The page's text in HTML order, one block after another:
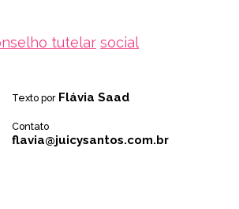
tutelar social
Texto por Flávia Saad
Contato
flavia@juicysantos.com.br